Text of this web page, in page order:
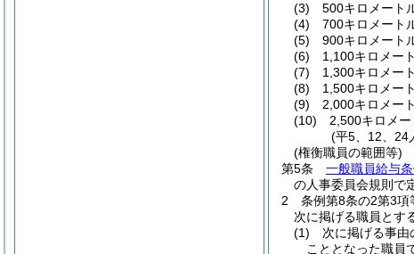
(3)
500キロメート
(4)
700キロメート
(5)
900キロメート
(6)
1,100キロメー
(7)
1,300キロメー
(8)
1,500キロメー
(9)
2,000キロメー
(10)
2,500キロメ
(平5、12、24
(権衡職員の範囲等)
第5条
一般職員給与
の人事委員会規則で
2
条例第8条の2第3項
次に掲げる職員とす
(1)
次に掲げる事由
こととなった職員